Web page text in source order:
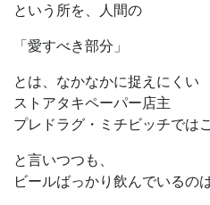
という所を、人間の
「愛すべき部分」
とは、なかなかに捉えにくい
ストアタキペーパー店主
プレドラグ・ミチビッチでは
と言いつつも、
ビールばっかり飲んでいるの